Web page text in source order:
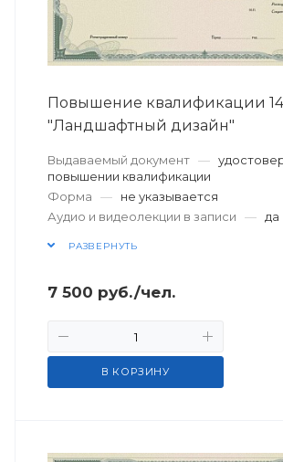
Повышение квалификации
"Ландшафтный дизайн"
Выдаваемый документ —
повышении квалификации
Форма
—
не указывается
Аудио и видеолекции в записи
— да
РАЗВЕРНУТЬ
7 500 руб./чел.
В КОРЗИНУ